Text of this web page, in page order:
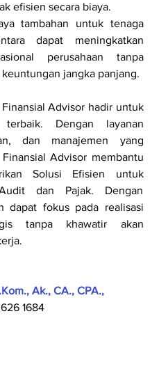
efisien secara biaya.
tambahan untuk tenaga
dapat meningkatkan
perusahaan tanpa
jangka panjang.
Advisor hadir untuk
terbaik. Dengan layanan
dan manajemen yang
Advisor membantu
Solusi Efisien untuk
dan Pajak. Dengan
dapat fokus pada realisasi
tanpa khawatir akan
Ak., CA., CPA.,
1684